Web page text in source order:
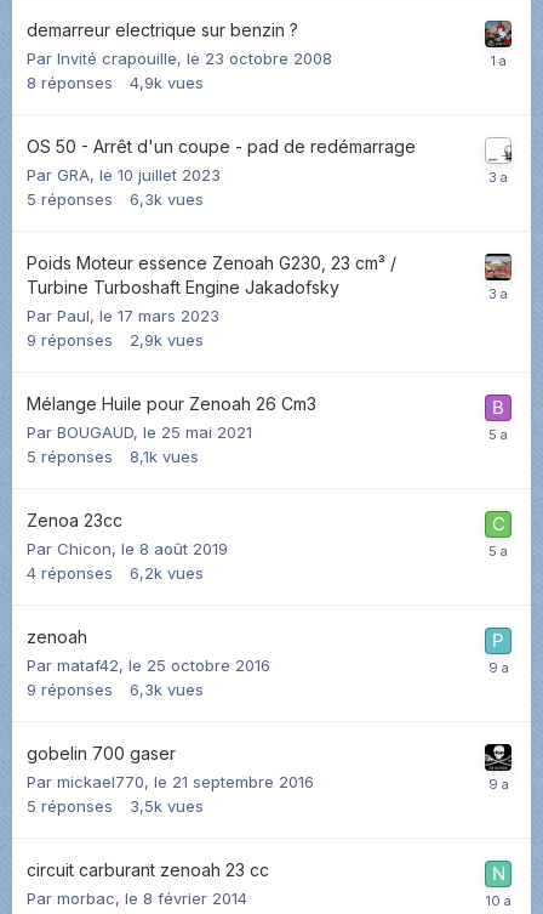
demarreur electrique sur benzin ?
Par Invité crapouille, le 23 octobre 2008
8 réponses 4,9k vues
OS 50 - Arrêt d'un coupe - pad de redémarrage
Par GRA, le 10 juillet 2023
5 réponses 6,3k vues
Poids Moteur essence Zenoah G230, 23 cm³ /
Turbine Turboshaft Engine Jakadofsky
Par Paul, le 17 mars 2023
9 réponses 2,9k vues
Mélange Huile pour Zenoah 26 Cm3
Par BOUGAUD, le 25 mai 2021
5 réponses 8,1k vues
Zenoa 23cc
Par Chicon, le 8 août 2019
4 réponses 6,2k vues
zenoah
Par mataf42, le 25 octobre 2016
9 réponses 6,3k vues
gobelin 700 gaser
Par mickael770, le 21 septembre 2016
5 réponses 3,5k vues
circuit carburant zenoah 23 cc
Par morbac, le 8 février 2014